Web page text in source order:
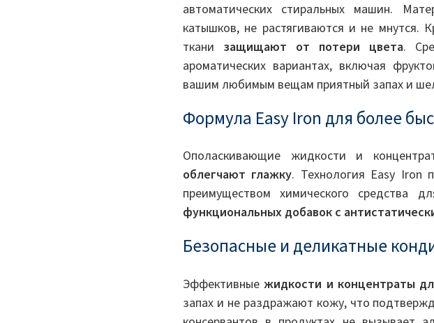
автоматических стиральных машин.
катышков, не растягиваются и не мнутся.
ткани защищают от потери цвета.
ароматических вариантах, включая
вашим любимым вещам приятный запах и
Формула Easy Iron для более
Ополаскивающие жидкости и
облегчают глажку. Технология Easy Iron
преимуществом химического средства
функциональных добавок с
Безопасные и деликатные
Эффективныежидкости и концентраты
запах и не раздражают кожу, что